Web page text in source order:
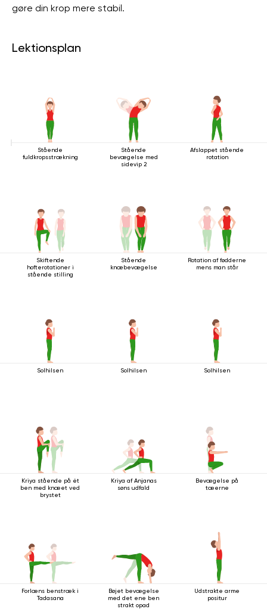
gøre din krop mere stabil.
Lektionsplan
Stående
fuldkropsstrækning
Stående
bevægelse med
sidevip 2
Afslappet stående
rotation
Skiftende
hofterotationer i
stående stilling
Stående
knæbevægelse
Rotation af fødderne
mens man står
Solhilsen Solhilsen Solhilsen
Kriya stående på ét
ben med knæet ved
brystet
Kriya af Anjanas
søns udfald
Bevægelse på
tæerne
Forlæns benstræk i
Tadasana
Bøjet bevægelse
med det ene ben
strakt opad
Udstrakte arme
positur